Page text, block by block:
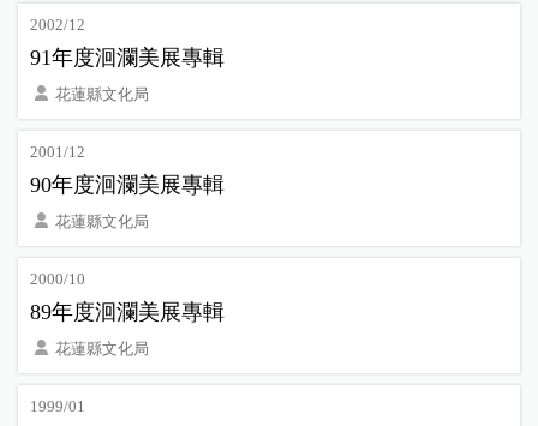
2002/12
91年度洄瀾美展專輯
花蓮縣文化局
2001/12
90年度洄瀾美展專輯
花蓮縣文化局
2000/10
89年度洄瀾美展專輯
花蓮縣文化局
1999/01